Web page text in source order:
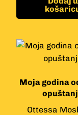
Moja godina
Ottessa